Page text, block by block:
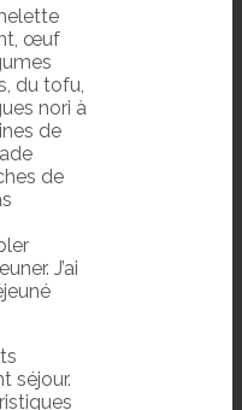
œuf
du tofu,
nori à
de
de
J’ai
séjour.